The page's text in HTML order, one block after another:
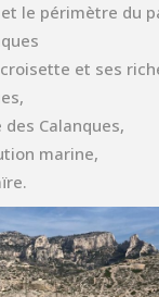
le périmètre du
et ses
des Calanques,
marine,